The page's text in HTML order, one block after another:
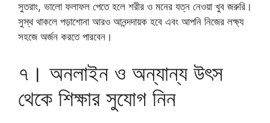
সুতরাং, ভালো ফলাফল পেতে হলে শরীর ও মনের যত্ন নেওয়া খুব জরুরি।
সুস্থ থাকলে পড়াশোনা আরও আনন্দদায়ক হবে এবং আপনি নিজের লক্ষ্য
সহজে অর্জন করতে পারবেন।
৭। অনলাইন ও অন্যান্য উৎস
থেকে শিক্ষার সুযোগ নিন